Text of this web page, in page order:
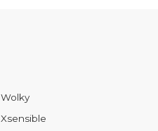
Wolky
Xsensible